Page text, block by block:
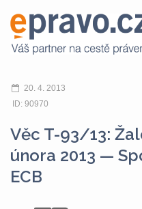
20. 4. 2013
ID: 90970
Věc T-93/13:
února 2013 —
ECB